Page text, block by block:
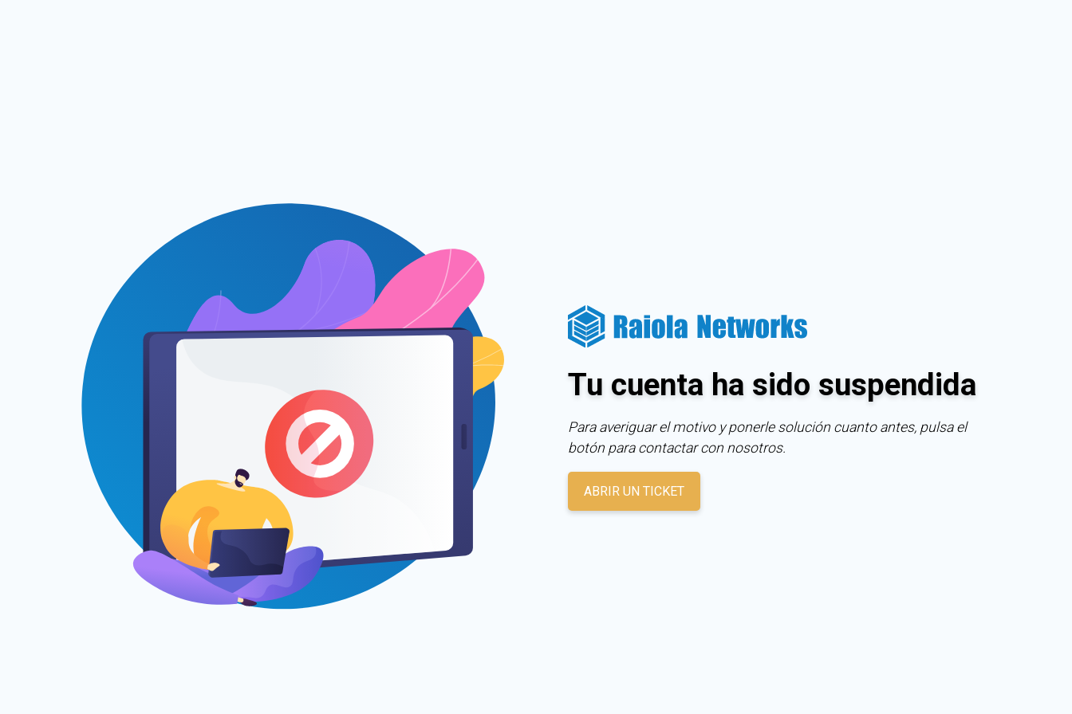
Tu cuenta ha sido suspendida
Para averiguar el motivo y ponerle solución cuanto antes, pulsa el
botón para contactar con nosotros.
ABRIR UN TICKET